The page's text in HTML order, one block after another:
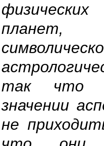
так что
значении
не